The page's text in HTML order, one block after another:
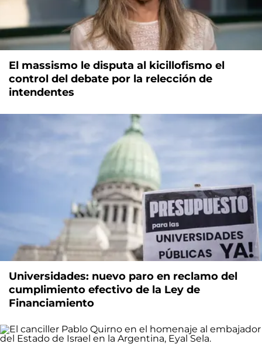
El massismo le disputa al kicillofismo el
control del debate por la relección de
intendentes
Universidades: nuevo paro en reclamo del
cumplimiento efectivo de la Ley de
Financiamiento